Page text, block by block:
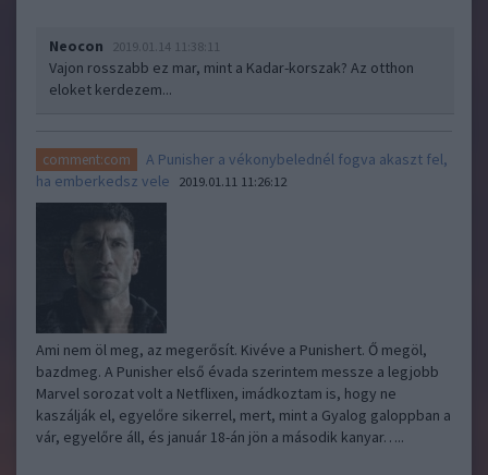
Neocon 2019.01.14 11:38:11
Vajon rosszabb ez mar, mint a Kadar-korszak? Az otthon
eloket kerdezem...
comment:com
A Punisher a vékonybelednél fogva akaszt fel,
ha emberkedsz vele
2019.01.11 11:26:12
Ami nem öl meg, az megerősít. Kivéve a Punishert. Ő megöl,
bazdmeg. A Punisher első évada szerintem messze a legjobb
Marvel sorozat volt a Netflixen, imádkoztam is, hogy ne
kaszálják el, egyelőre sikerrel, mert, mint a Gyalog galoppban a
vár, egyelőre áll, és január 18-án jön a második kanyar…..